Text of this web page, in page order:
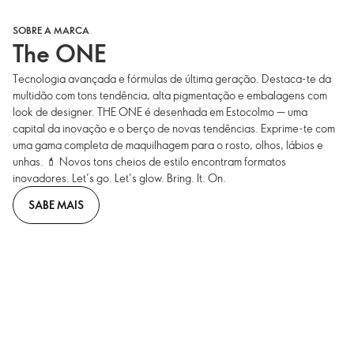
SOBRE A MARCA
The ONE
Tecnologia avançada e fórmulas de última geração. Destaca-te da
multidão com tons tendência, alta pigmentação e embalagens com
look de designer. THE ONE é desenhada em Estocolmo — uma
capital da inovação e o berço de novas tendências. Exprime-te com
uma gama completa de maquilhagem para o rosto, olhos, lábios e
unhas. 💄 Novos tons cheios de estilo encontram formatos
inovadores. Let’s go. Let’s glow. Bring. It. On.
SABE MAIS